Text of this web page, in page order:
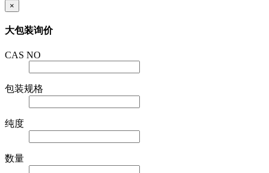
×
大包装询价
CAS NO
包装规格
纯度
数量